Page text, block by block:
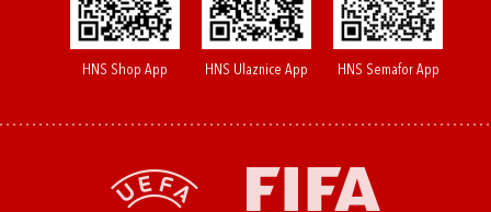
HNS Shop App HNS Ulaznice App HNS Semafor App